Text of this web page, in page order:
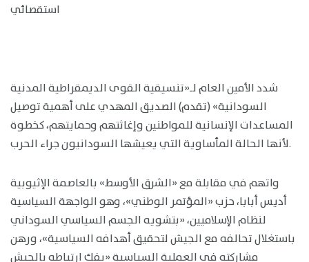
استقصائي
شدد الأمين العام لـ«تنسيقية القوى الديمقراطية المدنية
السودانية» (تقدم) الصديق المهدي على أهمية توصيل
المساعدات الإنسانية للمواطنين وإغاثتهم وحمايتهم، كخطوة
لأنها الحالة المأساوية التي يعيشها السودانيون جراء الحرب.
واتهم في مقابلة مع «الشرق الأوسط» بالعاصمة الإثيوبية
أديس أبابا، حزب «المؤتمر الوطني»، وهو الواجهة السياسية
لنظام الإسلاميين، «بتشويه الجسم السياسي السوداني
باستغلال تحالفه مع الجيش لتحقيق أهدافه السياسية»، ورهن
مشاركته في العملية السياسية «بفك ارتباطه بالجيش